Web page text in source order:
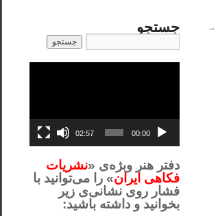
→ جستجو
00:00
02:57
دفتر هنر وبژه‌ی «نشریات
فکاهی ایران» را می‌توانید با
فشار روی نشانی‌ی زیر
بخوانید و داشته باشید: